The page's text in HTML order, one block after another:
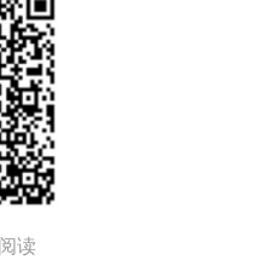
读